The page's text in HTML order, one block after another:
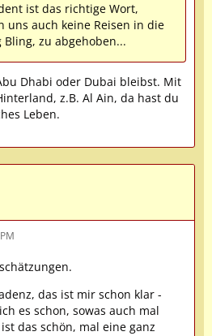
ist das richtige Wort,
uns auch keine Reisen in die
zu abgehoben...
Dhabi oder Dubai bleibst. Mit
z.B. Al Ain, da hast du
Leben.
das ist mir schon klar -
es schon, sowas auch mal
das schön, mal eine ganz